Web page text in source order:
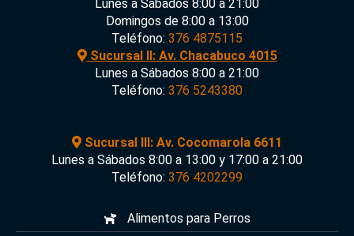
Lunes a Sábados 8:00 a 21:00
Domingos de 8:00 a 13:00
Teléfono: 376 4875115
Sucursal II: Av. Chacabuco 4015
Lunes a Sábados 8:00 a 21:00
Teléfono: 376 5243380
Sucursal III: Av. Cocomarola 6611
Lunes a Sábados 8:00 a 13:00 y 17:00 a 21:00
Teléfono: 376 4202299
Alimentos para Perros